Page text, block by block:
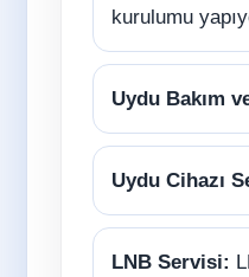
kurulumu
Uydu Bakım
Uydu Cihazı
LNB Servisi: